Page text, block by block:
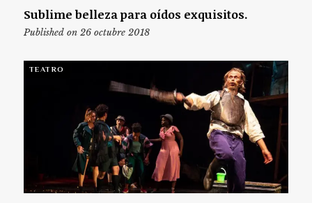
Sublime belleza para oídos exquisitos.
Published on 26 octubre 2018
TEATRO